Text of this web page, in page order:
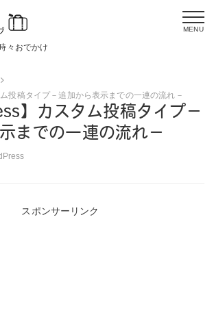
々おでかけ
MENU
投稿タイプ－追加から表示までの一連の流れ－
】カスタム投稿タイプ－
までの一連の流れ－
スポンサーリンク